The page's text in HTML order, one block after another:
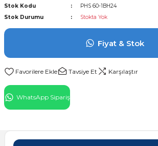
Stok Kodu
PHS 60-1BH24
Stok Durumu
Stokta Yok
Fiyat & Stok
Tavsiye Et Karşılaştır
WhatsApp Sipariş